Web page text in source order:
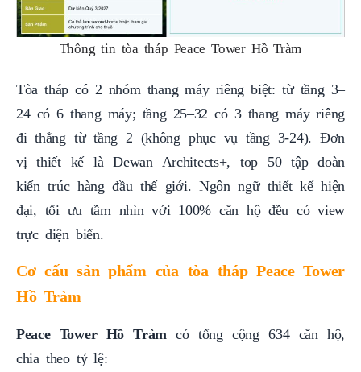
Thông tin tòa tháp Peace Tower Hồ Tràm
Tòa tháp có 2 nhóm thang máy riêng biệt: từ tầng 3–
24 có 6 thang máy; tầng 25–32 có 3 thang máy riêng
đi thẳng từ tầng 2 (không phục vụ tầng 3-24). Đơn
vị thiết kế là Dewan Architects+, top 50 tập đoàn
kiến trúc hàng đầu thế giới. Ngôn ngữ thiết kế hiện
đại, tối ưu tầm nhìn với 100% căn hộ đều có view
trực diện biển.
Cơ cấu sản phẩm của tòa tháp Peace Tower
Hồ Tràm
Peace Tower Hồ Tràm có tổng cộng 634 căn hộ,
chia theo tỷ lệ: